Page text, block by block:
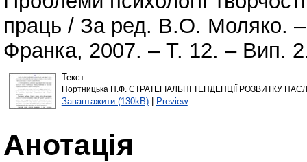
праць / За ред. В.О. Моляко.
Франка, 2007. – Т. 12. – Вип.
Текст
Портницька Н.Ф. СТРАТЕГІАЛЬНІ ТЕНДЕНЦІЇ РОЗВИТКУ
Завантажити (130kB)| Preview
Анотація